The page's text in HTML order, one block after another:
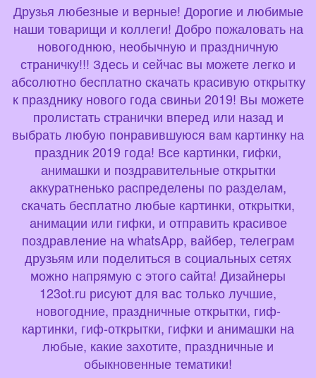
Друзья любезные и верные! Дорогие и любимые
наши товарищи и коллеги! Добро пожаловать на
новогоднюю, необычную и праздничную
страничку!!! Здесь и сейчас вы можете легко и
абсолютно бесплатно скачать красивую открытку
к празднику нового года свиньи 2019! Вы можете
пролистать странички вперед или назад и
выбрать любую понравившуюся вам картинку на
праздник 2019 года! Все картинки, гифки,
анимашки и поздравительные открытки
аккуратненько распределены по разделам,
скачать бесплатно любые картинки, открытки,
анимации или гифки, и отправить красивое
поздравление на whatsApp, вайбер, телеграм
друзьям или поделиться в социальных сетях
можно напрямую с этого сайта! Дизайнеры
123ot.ru рисуют для вас только лучшие,
новогодние, праздничные открытки, гиф-
картинки, гиф-открытки, гифки и анимашки на
любые, какие захотите, праздничные и
обыкновенные тематики!